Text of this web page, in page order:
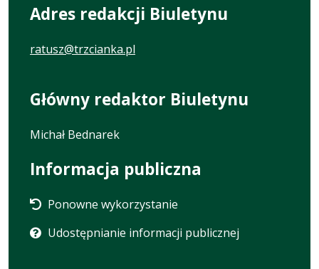
Adres redakcji Biuletynu
ratusz@trzcianka.pl
Główny redaktor Biuletynu
Michał Bednarek
Informacja publiczna
Ponowne wykorzystanie
Udostępnianie informacji publicznej